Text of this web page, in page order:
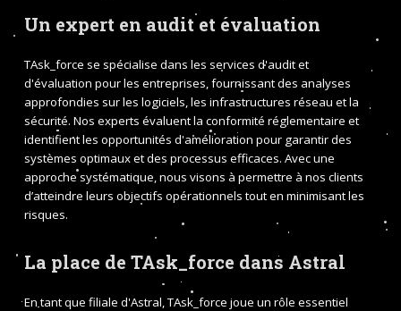
Un expert en audit et évaluation
TAsk_force se spécialise dans les services d'audit et
d'évaluation pour les entreprises, fournissant des analyses
approfondies sur les logiciels, les infrastructures réseau et la
sécurité. Nos experts évaluent la conformité réglementaire et
identifient les opportunités d'amélioration pour garantir des
systèmes optimaux et des processus efficaces. Avec une
approche systématique, nous visons à permettre à nos clients
d’atteindre leurs objectifs opérationnels tout en minimisant les
risques.
La place de TAsk_force dans Astral
En tant que filiale d'Astral, TAsk_force joue un rôle essentiel